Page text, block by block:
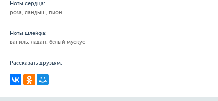
Ноты сердца:
роза, ландыш, пион
Ноты шлейфа:
ваниль, ладан, белый мускус
Рассказать друзьям: